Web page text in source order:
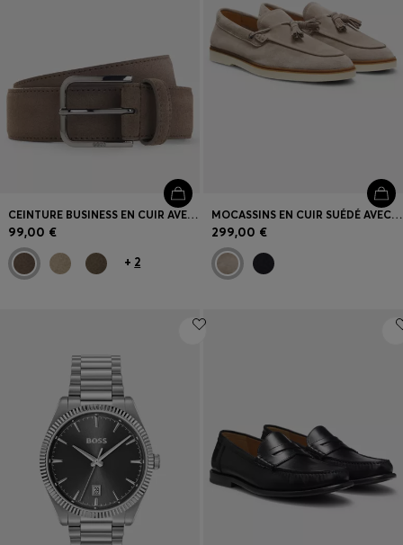
CEINTURE BUSINESS EN CUIR AVEC BOUCLE DE COULEUR ACIER POLIE
99,00 €
+ 2
MOCASSINS EN CUIR SUÉDÉ AVEC PAMPILLES
299,00 €